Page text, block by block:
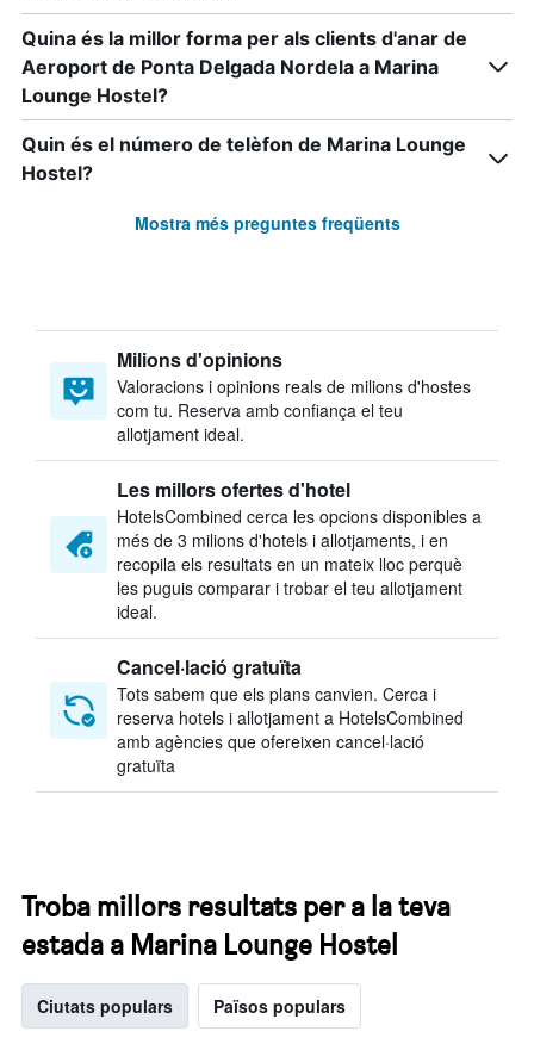
Quina és la millor forma per als clients d'anar de
Aeroport de Ponta Delgada Nordela a Marina
Lounge Hostel?
Quin és el número de telèfon de Marina Lounge
Hostel?
Mostra més preguntes freqüents
Milions d'opinions
Valoracions i opinions reals de milions d'hostes
com tu. Reserva amb confiança el teu
allotjament ideal.
Les millors ofertes d'hotel
HotelsCombined cerca les opcions disponibles a
més de 3 milions d'hotels i allotjaments, i en
recopila els resultats en un mateix lloc perquè
les puguis comparar i trobar el teu allotjament
ideal.
Cancel·lació gratuïta
Tots sabem que els plans canvien. Cerca i
reserva hotels i allotjament a HotelsCombined
amb agències que ofereixen cancel·lació
gratuïta
Troba millors resultats per a la teva
estada a Marina Lounge Hostel
Ciutats populars Països populars